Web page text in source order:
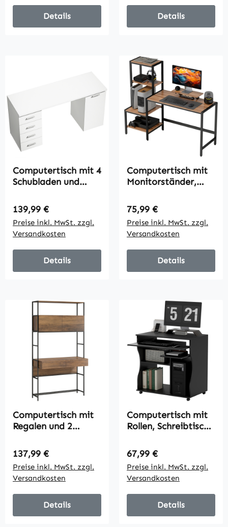
Details Details
Computertisch mit 4
Schubladen und
Schreibtisch für
Arbeitszimmer,
Weiß Holzoptik
Regulärer Preis:
139,99 €
Preise inkl. MwSt. zzgl.
Versandkosten
Details
Computertisch mit
Monitorständer,
stufigem Regal,
Industrielles Design,
Braun
Regulärer Preis:
75,99 €
Preise inkl. MwSt. zzgl.
Versandkosten
Details
Computertisch mit
Regalen und 2
Home Office, 185
cm hoch, Braun
Holzoptik
Regulärer Preis:
137,99 €
Preise inkl. MwSt. zzgl.
Versandkosten
Details
Computertisch mit
Rollen, Schreibtisch
48 x 75 cm, Schwarz
Regulärer Preis:
67,99 €
Preise inkl. MwSt. zzgl.
Versandkosten
Details